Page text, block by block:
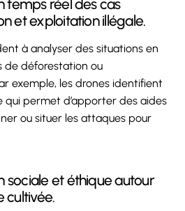
temps réel des cas
et exploitation illégale.
à analyser des situations en
de déforestation ou
exemple, les drones identifient
qui permet d’apporter des aides
ou situer les attaques pour
sociale et éthique autour
cultivée.